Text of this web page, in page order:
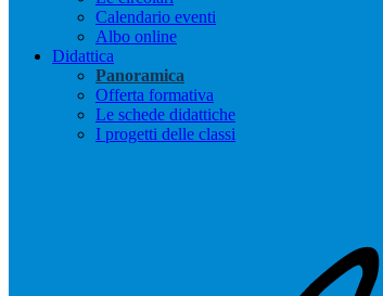
Calendario eventi
Albo online
Didattica
Panoramica
Offerta formativa
Le schede didattiche
I progetti delle classi